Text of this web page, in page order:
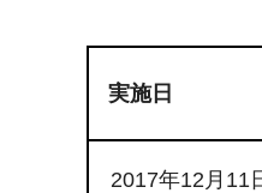
実施日
2017年12月11